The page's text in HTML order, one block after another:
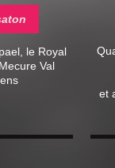
le Royal
Val
et